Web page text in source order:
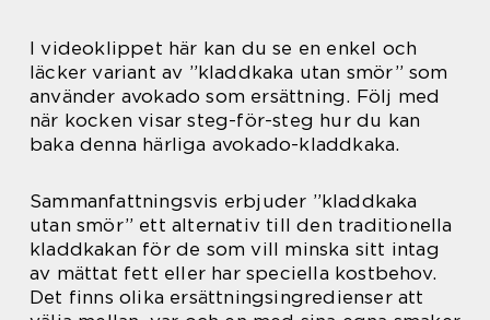
I videoklippet här kan du se en enkel och
läcker variant av ”kladdkaka utan smör” som
använder avokado som ersättning. Följ med
när kocken visar steg-för-steg hur du kan
baka denna härliga avokado-kladdkaka.
Sammanfattningsvis erbjuder ”kladdkaka
utan smör” ett alternativ till den traditionella
kladdkakan för de som vill minska sitt intag
av mättat fett eller har speciella kostbehov.
Det finns olika ersättningsingredienser att